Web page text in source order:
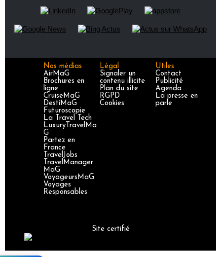
Nos médias
AirMaG
Brochures en
ligne
CruiseMaG
DestiMaG
Futuroscopie
La Travel Tech
LuxuryTravelMa
G
Partez en
France
TravelJobs
TravelManager
MaG
VoyageursMaG
Voyages
Responsables
Légal
Signaler un
contenu illicite
Plan du site
RGPD
Cookies
Utiles
Contact
Publicité
Agenda
La presse en
parle
Site certifié